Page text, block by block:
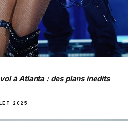
à Atlanta : des plans inédits
2025